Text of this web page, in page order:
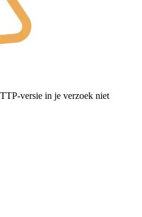
versie in je verzoek niet